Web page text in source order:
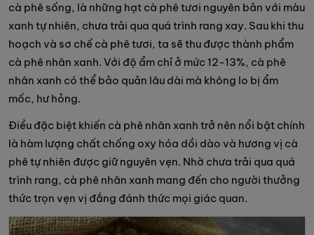
cà phê sống, là những hạt cà phê tươi nguyên bản với màu
xanh tự nhiên, chưa trải qua quá trình rang xay. Sau khi thu
hoạch và sơ chế cà phê tươi, ta sẽ thu được thành phẩm
cà phê nhân xanh. Với độ ẩm chỉ ở mức 12-13%, cà phê
nhân xanh có thể bảo quản lâu dài mà không lo bị ẩm
mốc, hư hỏng.
Điều đặc biệt khiến cà phê nhân xanh trở nên nổi bật chính
là hàm lượng chất chống oxy hóa dồi dào và hương vị cà
phê tự nhiên được giữ nguyên vẹn. Nhờ chưa trải qua quá
trình rang, cà phê nhân xanh mang đến cho người thưởng
thức trọn vẹn vị đắng đánh thức mọi giác quan.